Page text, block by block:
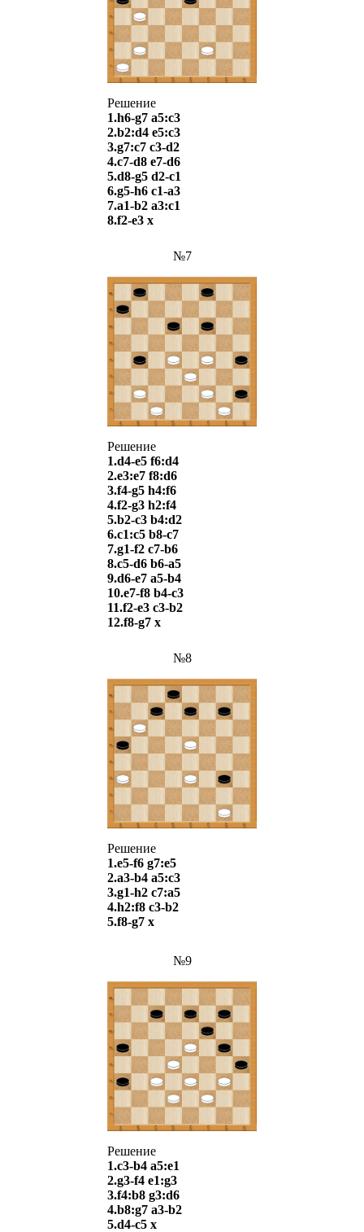
Решение
1.h6-g7 a5:c3
2.b2:d4 e5:c3
3.g7:c7 c3-d2
4.c7-d8 e7-d6
5.d8-g5 d2-c1
6.g5-h6 c1-a3
7.a1-b2 a3:c1
8.f2-e3 х
№7
Решение
1.d4-e5 f6:d4
2.e3:e7 f8:d6
3.f4-g5 h4:f6
4.f2-g3 h2:f4
5.b2-c3 b4:d2
6.c1:c5 b8-c7
7.g1-f2 c7-b6
8.c5-d6 b6-a5
9.d6-e7 a5-b4
10.e7-f8 b4-c3
11.f2-e3 c3-b2
12.f8-g7 х
№8
Решение
1.e5-f6 g7:e5
2.a3-b4 a5:c3
3.g1-h2 c7:a5
4.h2:f8 c3-b2
5.f8-g7 х
№9
Решение
1.c3-b4 a5:e1
2.g3-f4 e1:g3
3.f4:b8 g3:d6
4.b8:g7 a3-b2
5.d4-c5 х